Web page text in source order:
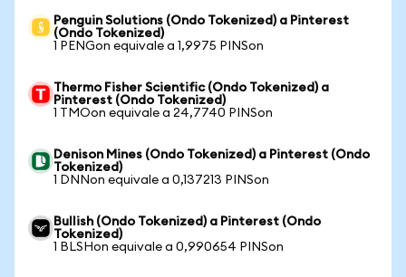
Penguin Solutions (Ondo Tokenized) a Pinterest
(Ondo Tokenized)
1 PENGon equivale a 1,9975 PINSon
Thermo Fisher Scientific (Ondo Tokenized) a
Pinterest (Ondo Tokenized)
1 TMOon equivale a 24,7740 PINSon
Denison Mines (Ondo Tokenized) a Pinterest (Ondo
Tokenized)
1 DNNon equivale a 0,137213 PINSon
Bullish (Ondo Tokenized) a Pinterest (Ondo
Tokenized)
1 BLSHon equivale a 0,990654 PINSon